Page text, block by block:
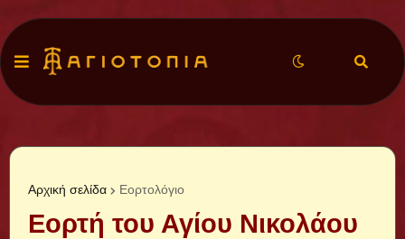
Αρχική σελίδα Εορτολόγιο
Εορτή του Αγίου Νικολάου